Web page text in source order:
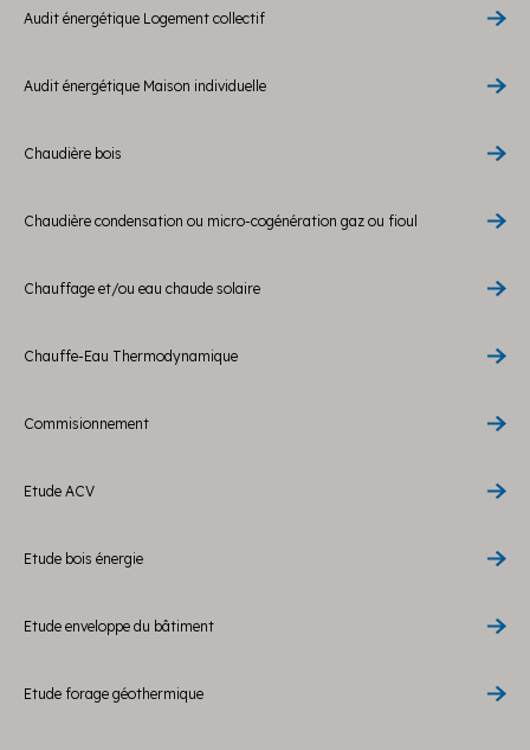
Audit énergétique Logement collectif
Audit énergétique Maison individuelle
Chaudière bois
Chaudière condensation ou micro-cogénération gaz ou fioul
Chauffage et/ou eau chaude solaire
Chauffe-Eau Thermodynamique
Commisionnement
Etude ACV
Etude bois énergie
Etude enveloppe du bâtiment
Etude forage géothermique